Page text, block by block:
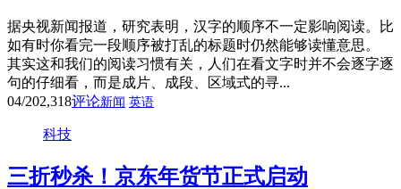
据央视新闻报道，研究表明，汉字的顺序不一定影响阅读。比
如有时你看完一段顺序被打乱的标题时仍然能够读懂意思。
其实这和我们的阅读习惯有关，人们在看文字时并不会逐字逐
句的仔细看，而是成片、成段、区域式的寻...
04/202,318评论新闻 英语
科技
三折秒杀！京东年货节正式启动